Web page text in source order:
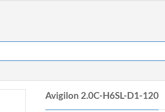
Avigilon 2.0C-H6SL-D1-120